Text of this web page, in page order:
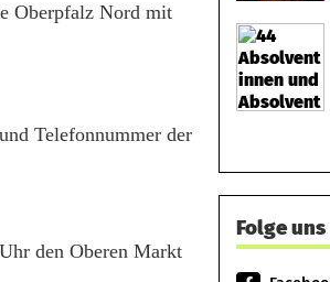
Oberpfalz Nord mit
Telefonnummer der
den Oberen Markt
Folge uns